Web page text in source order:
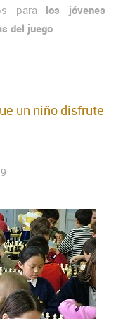
para los jóvenes
del juego.
un niño disfrute